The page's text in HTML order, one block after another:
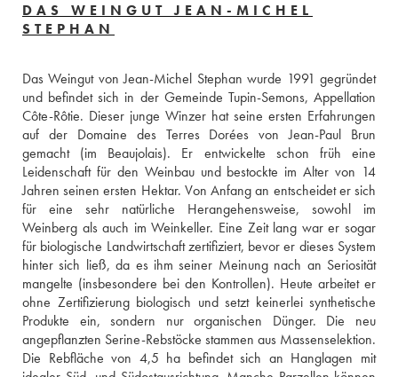
DAS WEINGUT JEAN-MICHEL
STEPHAN
Das Weingut von Jean-Michel Stephan wurde 1991 gegründet
und befindet sich in der Gemeinde Tupin-Semons, Appellation
Côte-Rôtie. Dieser junge Winzer hat seine ersten Erfahrungen
auf der Domaine des Terres Dorées von Jean-Paul Brun
gemacht (im Beaujolais). Er entwickelte schon früh eine
Leidenschaft für den Weinbau und bestockte im Alter von 14
Jahren seinen ersten Hektar. Von Anfang an entscheidet er sich
für eine sehr natürliche Herangehensweise, sowohl im
Weinberg als auch im Weinkeller. Eine Zeit lang war er sogar
für biologische Landwirtschaft zertifiziert, bevor er dieses System
hinter sich ließ, da es ihm seiner Meinung nach an Seriosität
mangelte (insbesondere bei den Kontrollen). Heute arbeitet er
ohne Zertifizierung biologisch und setzt keinerlei synthetische
Produkte ein, sondern nur organischen Dünger. Die neu
angepflanzten Serine-Rebstöcke stammen aus Massenselektion.
Die Rebfläche von 4,5 ha befindet sich an Hanglagen mit